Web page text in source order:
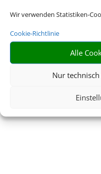
Wir verwenden Statistiken-
Cookie-Richtlinie
Alle
Nur